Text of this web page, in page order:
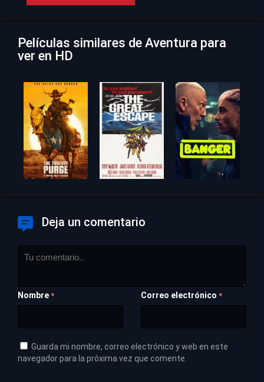
Películas similares de Aventura para
ver en HD
Deja un comentario
Nombre * Correo electrónico *
Guarda mi nombre, correo electrónico y web en este
navegador para la próxima vez que comente.